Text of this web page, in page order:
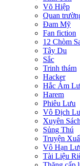
Võ Hiệp
Quan
Đam Mỹ
Fan fiction
12 Chòm
Tây Du
Sắc
Trinh thám
Hacker
Hắc Ám
Harem
Phiêu Lưu
Vô Địch
Xuyên Sách
Sủng Thú
Truyện
Vô Hạn
Tài Liệu